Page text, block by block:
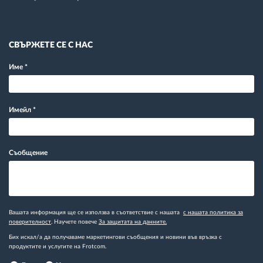
СВЪРЖЕТЕ СЕ С НАС
Име *
Имейл *
Съобщение
Вашата информация ще се използва в съответствие с нашата с нашата политика за
поверителност. Научете повече За защитата на данните.
Бих искал/а да получаваме маркетингови съобщения и новини във връзка с
продуктите и услугите на Frotcom.